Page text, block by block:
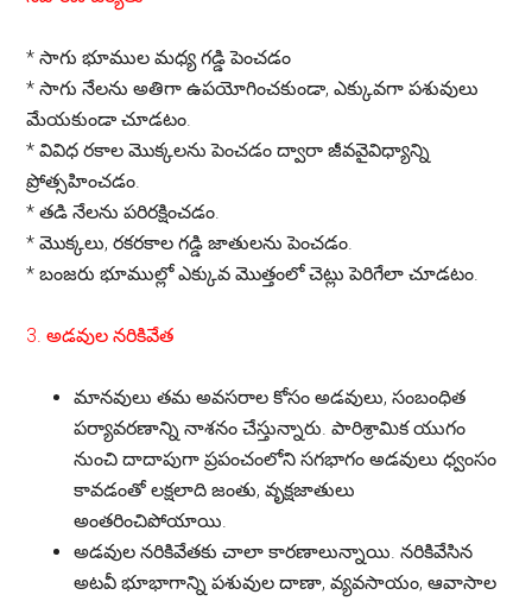
* సాగు భూముల మధ్య గడ్డి పెంచడం
* సాగు నేలను అతిగా ఉపయోగించకుండా, ఎక్కువగా పశువులు
మేయకుండా చూడటం.
* వివిధ రకాల మొక్కలను పెంచడం ద్వారా జీవవైవిధ్యాన్ని
ప్రోత్సహించడం.
* తడి నేలను పరిరక్షించడం.
* మొక్కలు, రకరకాల గడ్డి జాతులను పెంచడం.
* బంజరు భూముల్లో ఎక్కువ మొత్తంలో చెట్లు పెరిగేలా చూడటం.
3. అడవుల నరికివేత
మానవులు తమ అవసరాల కోసం అడవులు, సంబంధిత
పర్యావరణాన్ని నాశనం చేస్తున్నారు. పారిశ్రామిక యుగం
నుంచి దాదాపుగా ప్రపంచంలోని సగభాగం అడవులు ధ్వంసం
కావడంతో లక్షలాది జంతు, వృక్షజాతులు
అంతరించిపోయాయి.
అడవుల నరికివేతకు చాలా కారణాలున్నాయి. నరికివేసిన
అటవీ భూభాగాన్ని పశువుల దాణా, వ్యవసాయం, ఆవాసాల